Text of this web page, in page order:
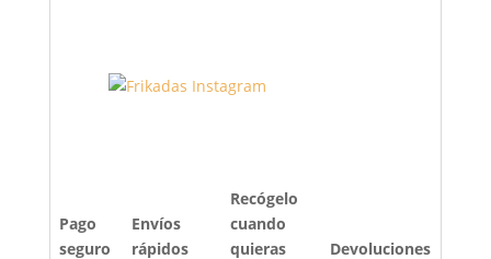
Pago
seguro
Envíos
rápidos
Recógelo
cuando
quieras
Devoluciones